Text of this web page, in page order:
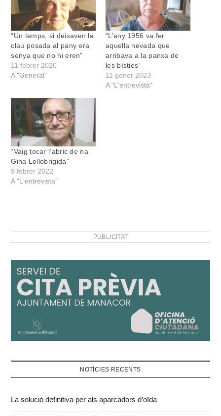
“Un temps, si deixaven la
clau posada al pany era
senya que no hi eren”
11 febrer 2020
A "General"
“L’any 1956 va fer
aquella nevada que
arribava a la panxa de
les bísties”
11 gener 2023
A "L'entrevista"
“Vaig tocar l’abric de na
Gina Lollobrigida”
9 febrer 2022
A "L'entrevista"
PUBLICITAT
NOTÍCIES RECENTS
La solució definitiva per als aparcadors d’oïda